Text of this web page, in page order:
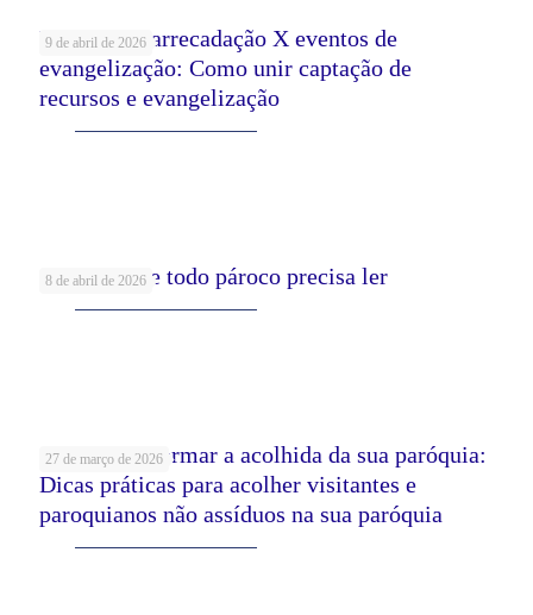
9 de abril de 2026
Eventos de arrecadação X eventos de
evangelização: Como unir captação de
recursos e evangelização
8 de abril de 2026
5 Livros que todo pároco precisa ler
27 de março de 2026
Como transformar a acolhida da sua paróquia:
Dicas práticas para acolher visitantes e
paroquianos não assíduos na sua paróquia